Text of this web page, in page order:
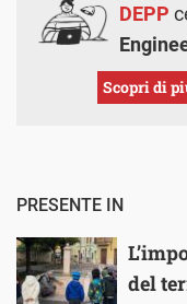
DEPP
Scopri di
PRESENTE IN
del